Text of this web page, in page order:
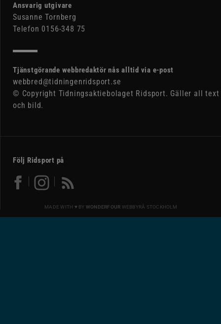
Ansvarig utgivare
Susanne Tornberg
Telefon 0156-348 75
Tjänstgörande webbredaktör nås alltid via e-post
webbred@tidningenridsport.se
© Copyright Tidningsaktiebolaget Ridsport. Gäller all text
och bild.
Följ Ridsport på
MADE WITH ♥ BY WONDERFOUR WEBBYRÅ STOCKHOLM